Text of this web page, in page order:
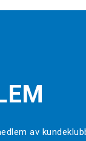
av